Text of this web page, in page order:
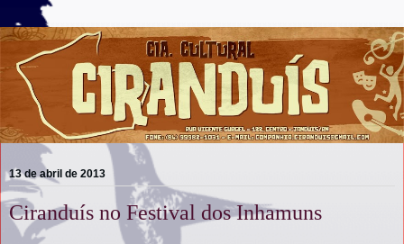
13 de abril de 2013
Ciranduís no Festival dos Inhamuns